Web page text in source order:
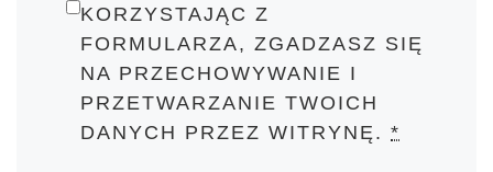
KORZYSTAJĄC Z
FORMULARZA, ZGADZASZ SIĘ
NA PRZECHOWYWANIE I
PRZETWARZANIE TWOICH
DANYCH PRZEZ WITRYNĘ.*